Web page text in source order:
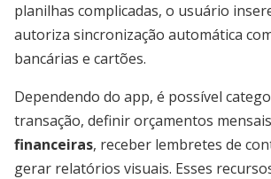
planilhas complicadas, o usuário
autoriza sincronização automática
bancárias e cartões.
Dependendo do app, é possível
transação, definir orçamentos
financeiras, receber lembretes de
gerar relatórios visuais. Esses